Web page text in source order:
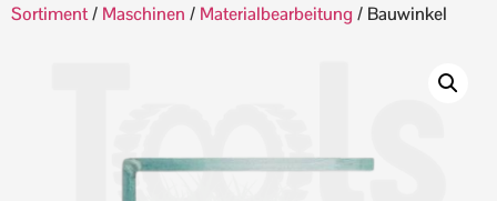
Sortiment/ Maschinen / Materialbearbeitung / Bauwinkel